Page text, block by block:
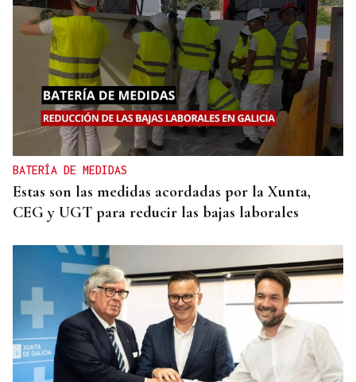
BATERÍA DE MEDIDAS
Estas son las medidas acordadas por la Xunta,
CEG y UGT para reducir las bajas laborales